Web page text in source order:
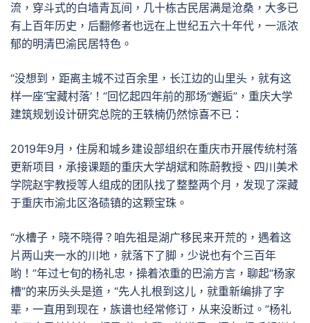
流，穿斗式的白墙青瓦间，几十栋古民居满是沧桑，大多已
有上百年历史，后翻修者也远在上世纪五六十年代，一派浓
郁的明清巴渝民居特色。
“没想到，距离主城不过百余里，长江边的山里头，就有这
样一座‘宝藏村落’！”回忆起四年前的那场“邂逅”，重庆大学
建筑规划设计研究总院的王轶楠仍然惊喜不已：
2019年9月，住房和城乡建设部组织在重庆市开展传统村落
更新项目，承接课题的重庆大学胡斌和陈蔚教授、四川美术
学院赵宇教授等人组成的团队找了整整两个月，发现了深藏
于重庆市渝北区洛碛镇的这颗宝珠。
“水槽子，晓不晓得？咱先祖是湖广移民来开荒的，遇着这
片两山夹一水的川地，就落下了脚，少说也有个三百年
哟！”年过七旬的杨礼忠，操着浓重的巴渝方言，聊起“杨家
槽”的来历头头是道，“先人扎根到这儿，就重新编排了字
辈，一直用到现在，族谱也经常修订，从来没断过。”杨礼